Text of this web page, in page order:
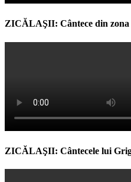
ZICĂLAŞII: Cântece din
ZICĂLAŞII: Cântecele lui